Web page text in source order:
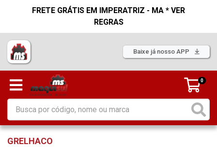
FRETE GRÁTIS EM IMPERATRIZ - MA * VER
REGRAS
Baixe já nosso APP
0
GRELHACO